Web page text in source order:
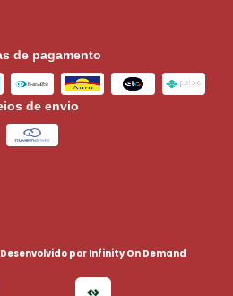
Desenvolvido por Infinity On Demand